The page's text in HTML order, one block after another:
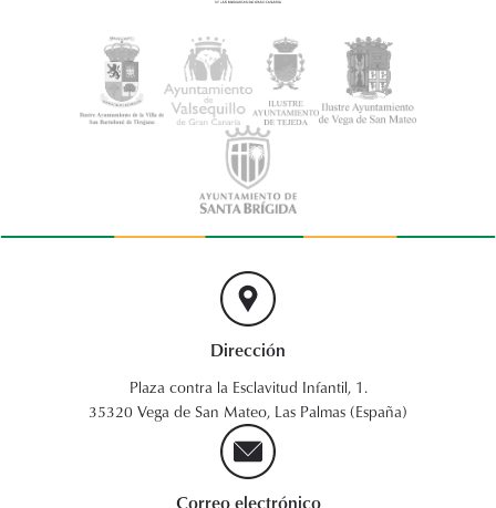
Dirección
Plaza contra la Esclavitud Infantil, 1.
35320 Vega de San Mateo, Las Palmas (España)
Correo electrónico